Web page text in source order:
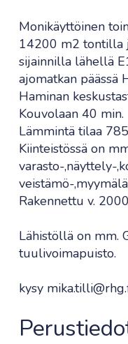
Monikäyttöinen
14200 m2 tontilla
sijainnilla lähellä
ajomatkan päässä
Haminan
Kouvolaan 40 min.
Lämmintä tilaa
Kiinteistössä on
varasto-,näyttely-
veistämö-
Rakennettu v.
Lähistöllä on mm.
tuulivoimapuisto.
kysy